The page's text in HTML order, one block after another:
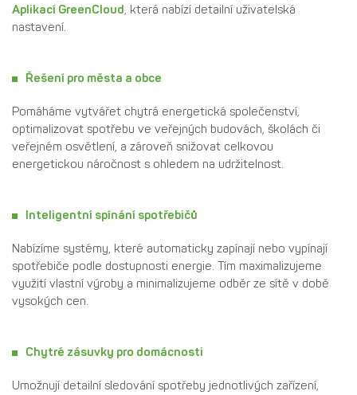
Aplikací GreenCloud, která nabízí detailní uživatelská
nastavení.
Řešení pro města a obce
Pomáháme vytvářet chytrá energetická společenství,
optimalizovat spotřebu ve veřejných budovách, školách či
veřejném osvětlení, a zároveň snižovat celkovou
energetickou náročnost s ohledem na udržitelnost.
Inteligentní spínání spotřebičů
Nabízíme systémy, které automaticky zapínají nebo vypínají
spotřebiče podle dostupnosti energie. Tím maximalizujeme
využití vlastní výroby a minimalizujeme odběr ze sítě v době
vysokých cen.
Chytré zásuvky pro domácnosti
Umožnují detailní sledování spotřeby jednotlivých zařízení,